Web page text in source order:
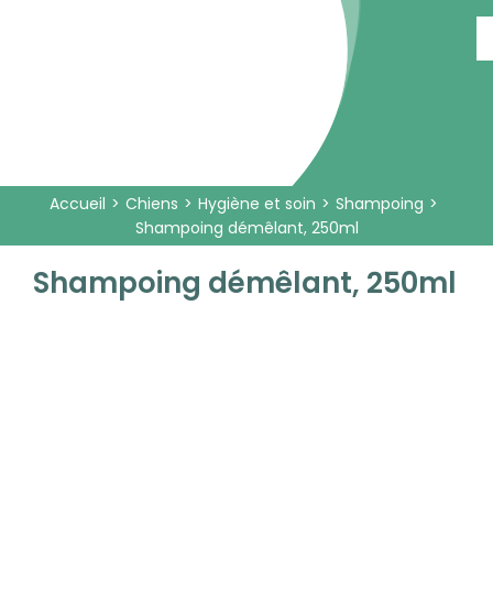
Accueil Chiens Hygiène et soin
Shampoing
Shampoing démêlant, 250ml
Shampoing démêlant, 250ml